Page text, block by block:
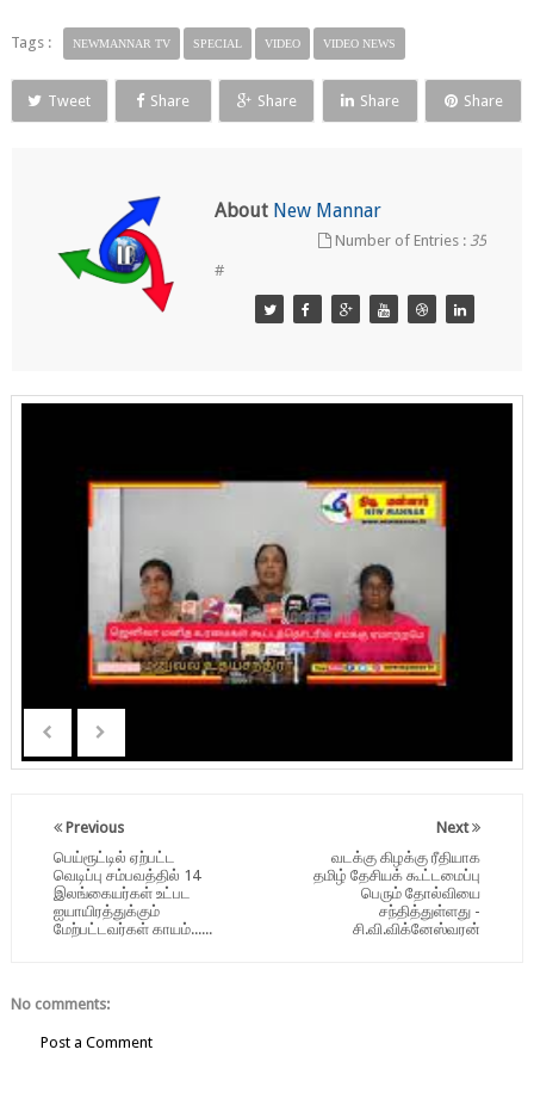
Tags : NEWMANNAR TV SPECIAL VIDEO VIDEO NEWS
Tweet Share Share Share Share
About New Mannar
Number of Entries : 35
#
Next
வடக்கு கிழக்கு ரீதியாக
தமிழ் தேசியக் கூட்டமைப்பு
பெரும் தோல்வியை
சந்தித்துள்ளது -
சி.வி.விக்னேஸ்வரன்
Previous
பெய்ரூட்டில் ஏற்பட்ட
வெடிப்பு சம்பவத்தில் 14
இலங்கையர்கள் உட்பட
ஐயாயிரத்துக்கும்
மேற்பட்டவர்கள் காயம்......
No comments:
Post a Comment